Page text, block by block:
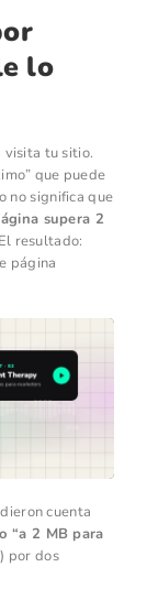
lo
visita tu sitio.
que puede
no significa que
supera 2
resultado:
página
cuenta
“a 2 MB para
por dos